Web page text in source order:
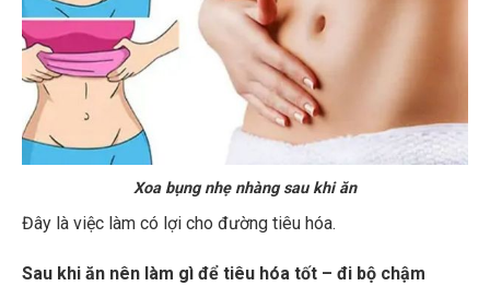
Xoa bụng nhẹ nhàng sau khi ăn
Đây là việc làm có lợi cho đường tiêu hóa.
Sau khi ăn nên làm gì để tiêu hóa tốt – đi bộ chậm